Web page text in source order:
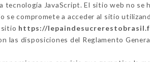
tecnología JavaScript. El sitio web no se
se compromete a acceder al sitio
sitio https://
las disposiciones del Reglamento